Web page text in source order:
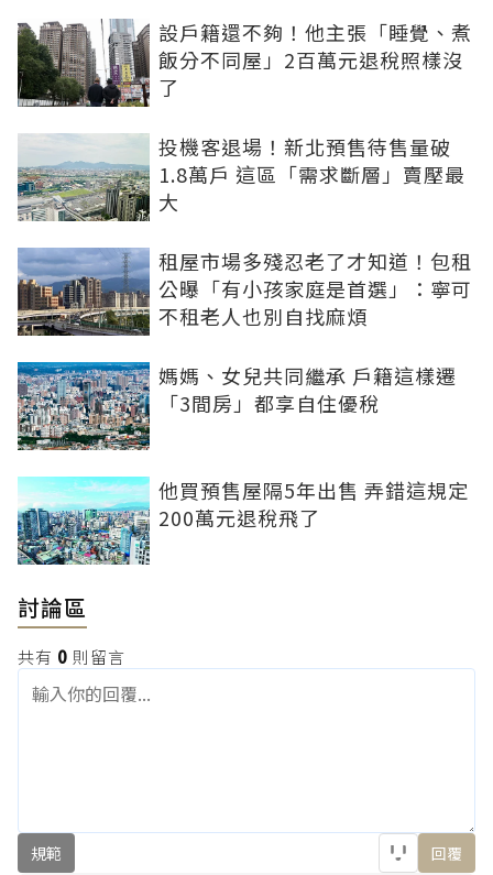
設戶籍還不夠！他主張「睡覺、煮
飯分不同屋」2百萬元退稅照樣沒
了
投機客退場！新北預售待售量破
1.8萬戶 這區「需求斷層」賣壓最
大
租屋市場多殘忍老了才知道！包租
公曝「有小孩家庭是首選」：寧可
不租老人也別自找麻煩
媽媽、女兒共同繼承 戶籍這樣遷
「3間房」都享自住優稅
他買預售屋隔5年出售 弄錯這規定
200萬元退稅飛了
討論區
共有 0 則留言
規範 回覆